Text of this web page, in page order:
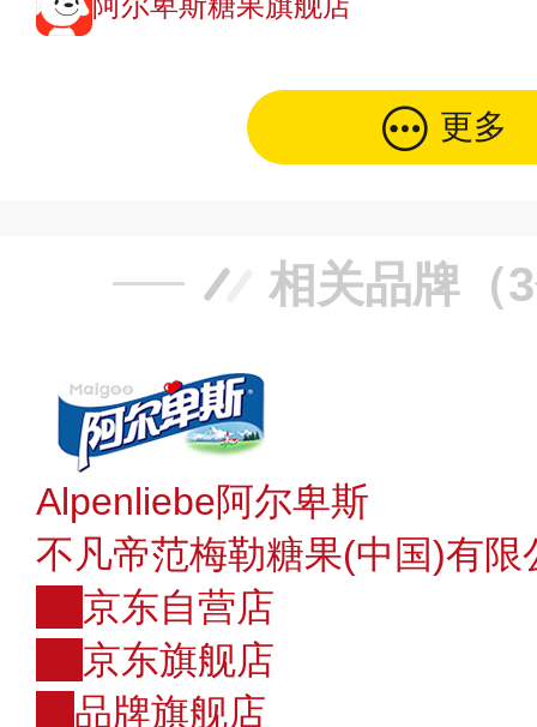
更多
相关品牌（
Alpenliebe阿尔卑斯
不凡帝范梅勒糖果(中国)有限
京东自营店
京东旗舰店
品牌旗舰店